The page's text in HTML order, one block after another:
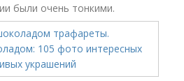
были очень тонкими.